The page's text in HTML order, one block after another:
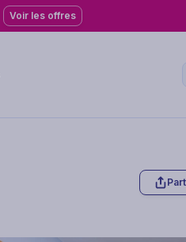
Voir les offres